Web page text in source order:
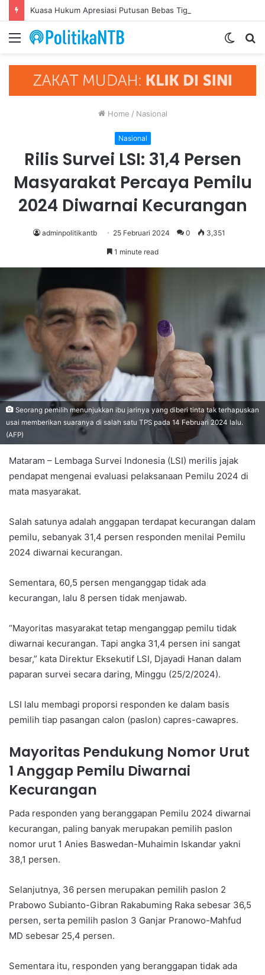
Menu
Switch
Home / Nasional
Nasional
Rilis Survei LSI: 31,4 Persen
Masyarakat Percaya Pemilu
2024 Diwarnai Kecurangan
adminpolitikantb 25 Februari 2024 0 3,351
1 minute read
Seorang pemilih menunjukkan ibu jarinya yang diberi tinta tak terhapuskan
usai memberikan suaranya di salah satu TPS pada 14 Februari 2024 lalu.
(AFP)
Mataram – Lembaga Survei Indonesia (LSI) merilis jajak
pendapat mengenai evaluasi pelaksanaan Pemilu 2024 di
mata masyarakat.
Salah satunya adalah anggapan terdapat kecurangan dalam
pemilu, sebanyak 31,4 persen responden menilai Pemilu
2024 diwarnai kecurangan.
Sementara, 60,5 persen menganggap tidak ada
kecurangan, lalu 8 persen tidak menjawab.
“Mayoritas masyarakat tetap menganggap pemilu tidak
diwarnai kecurangan. Tapi angka 31,4 persen ini sangat
besar,” kata Direktur Eksekutif LSI, Djayadi Hanan dalam
paparan survei secara daring, Minggu (25/2/2024).
LSI lalu membagi proporsi responden ke dalam basis
pemilih tiap pasangan calon (paslon) capres-cawapres.
Mayoritas Pendukung Nomor Urut
1 Anggap Pemilu Diwarnai
Kecurangan
Pada responden yang beranggapan Pemilu 2024 diwarnai
kecurangan, paling banyak merupakan pemilih paslon
nomor urut 1 Anies Baswedan-Muhaimin Iskandar yakni
38,1 persen.
Selanjutnya, 36 persen merupakan pemilih paslon 2
Prabowo Subianto-Gibran Rakabuming Raka sebesar 36,5
persen, serta pemilih paslon 3 Ganjar Pranowo-Mahfud
MD sebesar 25,4 persen.
Sementara itu, responden yang beranggapan tidak ada